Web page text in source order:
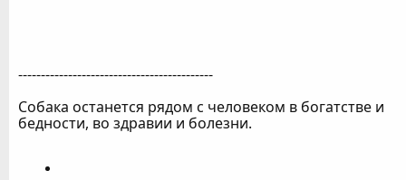
-------------------------------------------
Собака останется рядом с человеком в богатстве и
бедности, во здравии и болезни.